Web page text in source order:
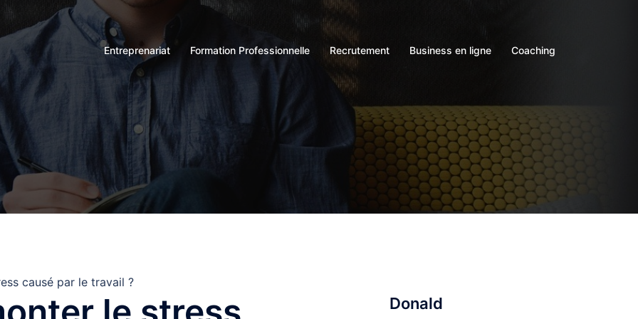
Entreprenariat Formation Professionnelle Recrutement Business en ligne Coaching
causé par le travail ?
Donald